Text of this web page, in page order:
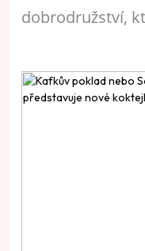
dobrodružství,